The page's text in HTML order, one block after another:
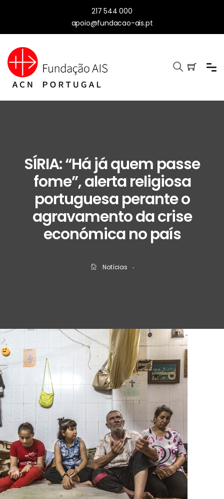
217 544 000
apoio@fundacao-ais.pt
SÍRIA: “Há já quem passe
fome”, alerta religiosa
portuguesa perante o
agravamento da crise
económica no país
Notícias ‧